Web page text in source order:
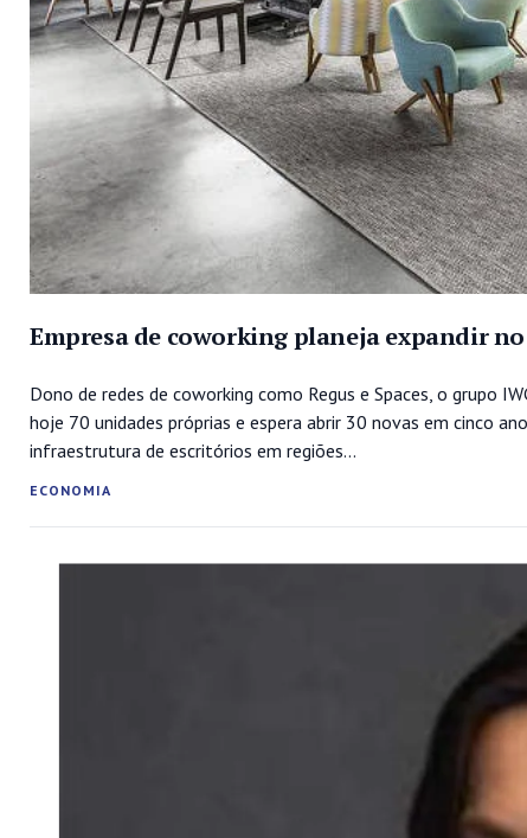
Empresa de coworking planeja expandir
Dono de redes de coworking como Regus e Spaces, o grupo
hoje 70 unidades próprias e espera abrir 30 novas em cinco
infraestrutura de escritórios em regiões...
ECONOMIA